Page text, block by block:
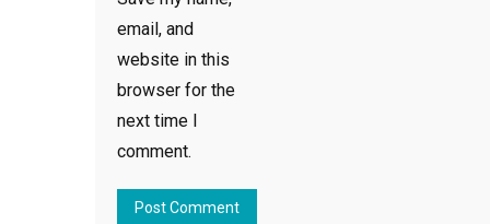
email, and
website in this
browser for the
next time I
comment.